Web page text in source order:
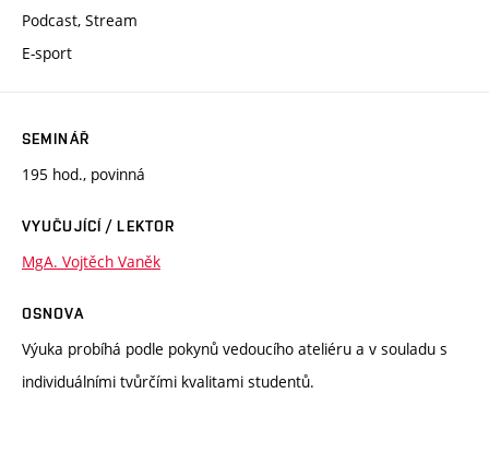
Podcast, Stream
E-sport
SEMINÁŘ
195 hod., povinná
VYUČUJÍCÍ / LEKTOR
MgA. Vojtěch Vaněk
OSNOVA
Výuka probíhá podle pokynů vedoucího ateliéru a v souladu s
individuálními tvůrčími kvalitami studentů.